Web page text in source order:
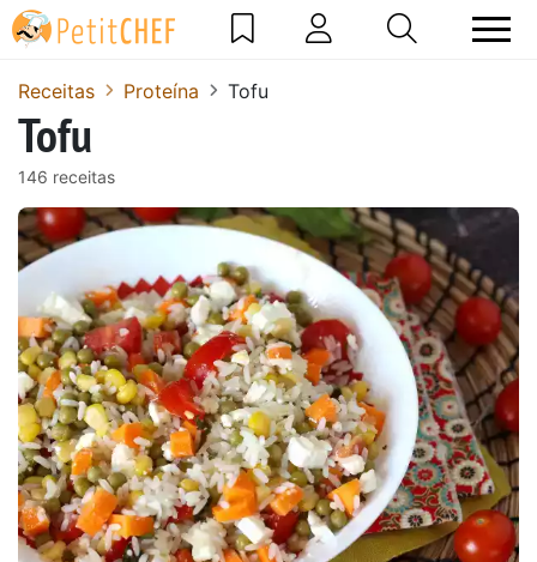
Receitas Proteína Tofu
Tofu
146 receitas